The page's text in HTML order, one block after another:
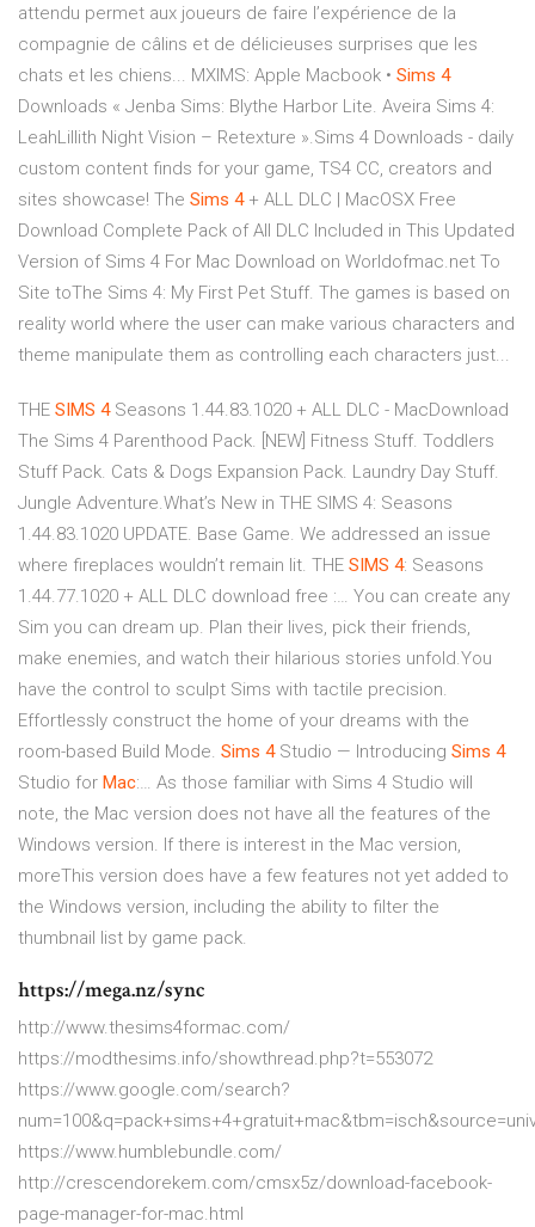
attendu permet aux joueurs de faire l’expérience de la
compagnie de câlins et de délicieuses surprises que les
chats et les chiens... MXIMS: Apple Macbook • Sims 4
Downloads « Jenba Sims: Blythe Harbor Lite. Aveira Sims 4:
LeahLillith Night Vision – Retexture ».Sims 4 Downloads - daily
custom content finds for your game, TS4 CC, creators and
sites showcase! The Sims 4+ ALL DLC | MacOSX Free
Download Complete Pack of All DLC Included in This Updated
Version of Sims 4 For Mac Download on Worldofmac.net To
Site toThe Sims 4: My First Pet Stuff. The games is based on
reality world where the user can make various characters and
theme manipulate them as controlling each characters just...
THE SIMS 4Seasons 1.44.83.1020 + ALL DLC - MacDownload
The Sims 4 Parenthood Pack. [NEW] Fitness Stuff. Toddlers
Stuff Pack. Cats & Dogs Expansion Pack. Laundry Day Stuff.
Jungle Adventure.What’s New in THE SIMS 4: Seasons
1.44.83.1020 UPDATE. Base Game. We addressed an issue
where fireplaces wouldn’t remain lit. THE SIMS 4: Seasons
1.44.77.1020 + ALL DLC download free :… You can create any
Sim you can dream up. Plan their lives, pick their friends,
make enemies, and watch their hilarious stories unfold.You
have the control to sculpt Sims with tactile precision.
Effortlessly construct the home of your dreams with the
room-based Build Mode. Sims 4Studio — Introducing Sims 4
Studio for Mac:… As those familiar with Sims 4 Studio will
note, the Mac version does not have all the features of the
Windows version. If there is interest in the Mac version,
moreThis version does have a few features not yet added to
the Windows version, including the ability to filter the
thumbnail list by game pack.
https://mega.nz/sync
http://www.thesims4formac.com/
https://modthesims.info/showthread.php?t=553072
https://www.google.com/search?
https://www.humblebundle.com/
http://crescendorekem.com/cmsx5z/download-facebook-
page-manager-for-mac.html